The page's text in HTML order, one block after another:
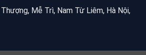
Mễ Trì, Nam Từ Liêm, Hà Nội,